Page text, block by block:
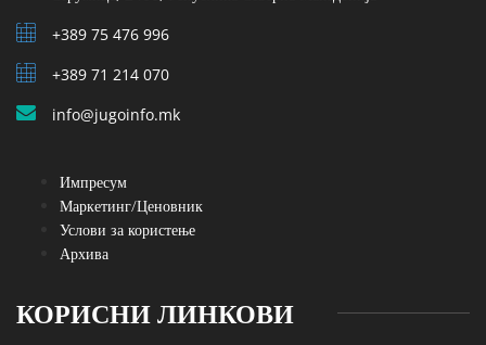
+389 75 476 996
+389 71 214 070
info@jugoinfo.mk
Импресум
Маркетинг/Ценовник
Услови за користење
Архива
КОРИСНИ ЛИНКОВИ